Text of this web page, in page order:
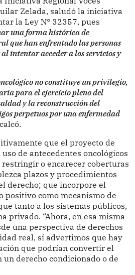
Zelada, saludó la iniciativa
la Ley N° 32357, pues
una forma histórica de
que han enfrentado las personas
intentar acceder a los servicios y
no constituye un privilegio,
para el ejercicio pleno del
y la reconstrucción del
perpetuos por una enfermedad
que el proyecto de
de antecedentes oncológicos
restringir o encarecer coberturas
plazos y procedimientos
derecho; que incorpore el
como mecanismo de
tanto a los sistemas públicos,
privado. “Ahora, en esa misma
una perspectiva de derechos
real, sí advertimos que hay
que podrían convertir el
un derecho condicionado o de